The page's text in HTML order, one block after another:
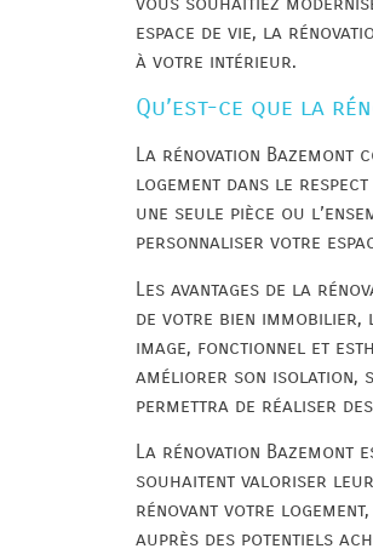
espace de vie, la
à votre intérieur.
Qu’est-ce que la
La rénovation
logement dans le
une seule pièce ou
personnaliser votre
Les avantages de la
de votre bien
image, fonctionnel et
améliorer son isolation,
permettra de réaliser
La rénovation
souhaitent valoriser
rénovant votre
auprès des potentiels